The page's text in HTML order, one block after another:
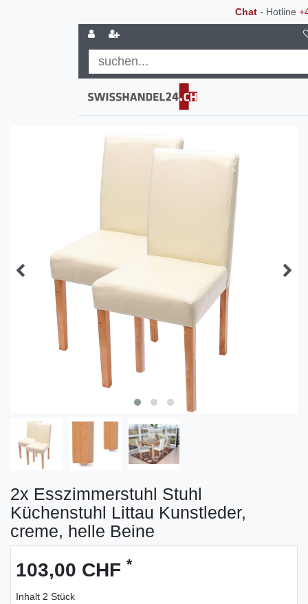
Chat- Hotline
2x Esszimmerstuhl Stuhl
Küchenstuhl Littau Kunstleder,
creme, helle Beine
103,00 CHF *
Inhalt 2 Stück